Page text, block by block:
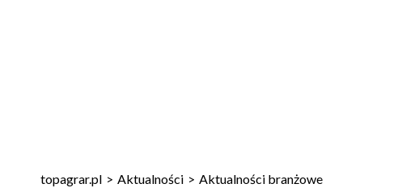
topagrar.pl > Aktualności > Aktualności branżowe